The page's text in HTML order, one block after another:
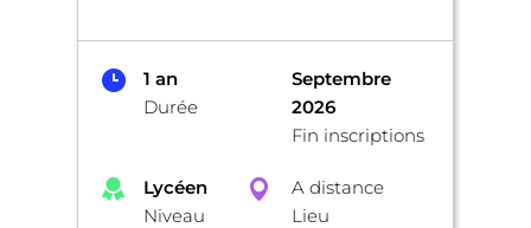
1 an
Durée
Septembre
2026
Fin inscriptions
Lycéen
Niveau
A distance
Lieu